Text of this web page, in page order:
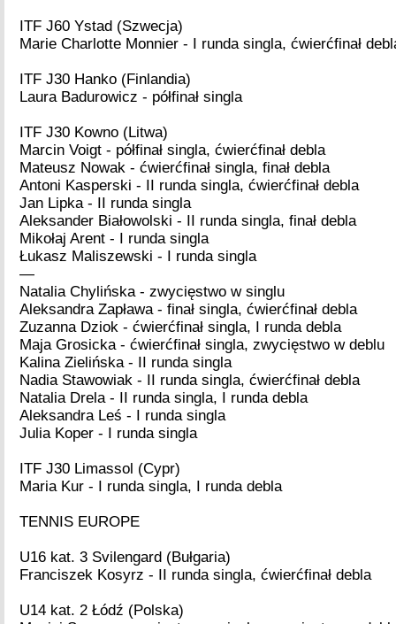
ITF J60 Ystad (Szwecja)
Marie Charlotte Monnier - I runda singla, ćwierćfinał
ITF J30 Hanko (Finlandia)
Laura Badurowicz - półfinał singla
ITF J30 Kowno (Litwa)
Marcin Voigt - półfinał singla, ćwierćfinał debla
Mateusz Nowak - ćwierćfinał singla, finał debla
Antoni Kasperski - II runda singla, ćwierćfinał debla
Jan Lipka - II runda singla
Aleksander Białowolski - II runda singla, finał debla
Mikołaj Arent - I runda singla
Łukasz Maliszewski - I runda singla
—
Natalia Chylińska - zwycięstwo w singlu
Aleksandra Zapława - finał singla, ćwierćfinał debla
Zuzanna Dziok - ćwierćfinał singla, I runda debla
Maja Grosicka - ćwierćfinał singla, zwycięstwo w deblu
Kalina Zielińska - II runda singla
Nadia Stawowiak - II runda singla, ćwierćfinał debla
Natalia Drela - II runda singla, I runda debla
Aleksandra Leś - I runda singla
Julia Koper - I runda singla
ITF J30 Limassol (Cypr)
Maria Kur - I runda singla, I runda debla
TENNIS EUROPE
U16 kat. 3 Svilengard (Bułgaria)
Franciszek Kosyrz - II runda singla, ćwierćfinał debla
U14 kat. 2 Łódź (Polska)